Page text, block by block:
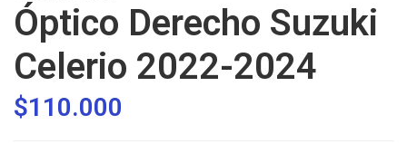
Óptico Derecho Suzuki
Celerio 2022-2024
$110.000